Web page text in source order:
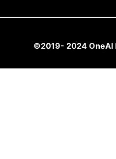
©2019- 2024 OneAI